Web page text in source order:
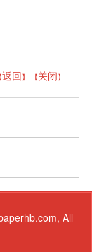
【返回】 【关闭】
All